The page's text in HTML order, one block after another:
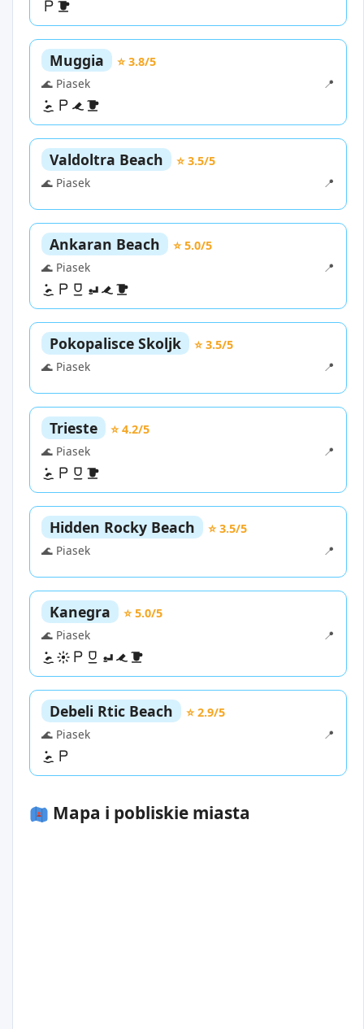
Muggia
⭐ 3.8/5
🌊 Piasek
📍
Valdoltra Beach
⭐ 3.5/5
🌊 Piasek
📍
Ankaran Beach
⭐ 5.0/5
🌊 Piasek
📍
Pokopalisce Skoljk
⭐ 3.5/5
🌊 Piasek
📍
Trieste
⭐ 4.2/5
🌊 Piasek
📍
Hidden Rocky Beach
⭐ 3.5/5
🌊 Piasek
📍
Kanegra
⭐ 5.0/5
🌊 Piasek
📍
Debeli Rtic Beach
⭐ 2.9/5
🌊 Piasek
📍
Mapa i pobliskie miasta